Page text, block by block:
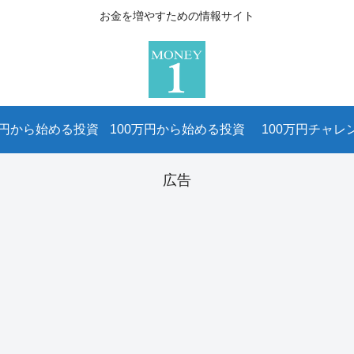
お金を増やすための情報サイト
から始める投資 100万円から始める投資 100万円チャレ
広告